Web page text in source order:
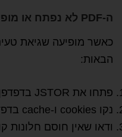
ה-PDF לא נפתח או מופיעה שגיאת טעינה
כאשר מופיעה שגיאת
הבאות:
פתחו את JSTOR בדפדפן אחר.
נקו cookies ו-cache בדפדפן.
ודאו שאין חוסם